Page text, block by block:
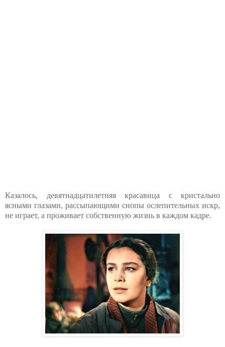
Казалось, девятнадцатилетняя красавица с кристально
ясными глазами, рассыпающими снопы ослепительных искр,
не играет, а проживает собственную жизнь в каждом кадре.